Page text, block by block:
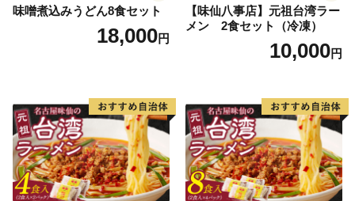
緒に送付していますが、直ちにご利用の場合、
ご自身でワンストップ特例申請される場合は申請書をダ
ウンロードしてください。
≪下松市は「ふるさと納税」に関する業務を株式会社サ
イネックスに委託しています。≫
▼手続き、お礼の品、お申込みについてのお問い合わせ
サイネックスふるさと納税センター
味噌煮込みうどん8食セット
18,000円
【味仙八事店】元祖台湾ラー
メン 2食セット（冷凍）
10,000円